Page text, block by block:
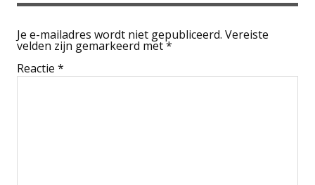
Je e-mailadres wordt niet gepubliceerd. Vereiste
velden zijn gemarkeerd met*
Reactie *